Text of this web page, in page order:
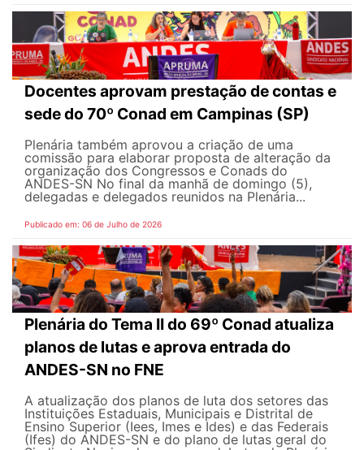
Docentes aprovam prestação de contas e
sede do 70º Conad em Campinas (SP)
Plenária também aprovou a criação de uma
comissão para elaborar proposta de alteração da
organização dos Congressos e Conads do
ANDES-SN No final da manhã de domingo (5),
delegadas e delegados reunidos na Plenária...
Publicado em: 06 de Julho de 2026
Plenária do Tema II do 69º Conad atualiza
planos de lutas e aprova entrada do
ANDES-SN no FNE
A atualização dos planos de luta dos setores das
Instituições Estaduais, Municipais e Distrital de
Ensino Superior (Iees, Imes e Ides) e das Federais
(Ifes) do ANDES-SN e do plano de lutas geral do